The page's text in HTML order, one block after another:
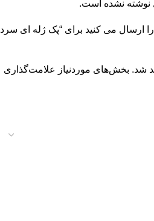
نوشته نشده است.
را ارسال می کنید برای “پک ژله ای سرد
شد. بخش‌های موردنیاز علامت‌گذاری